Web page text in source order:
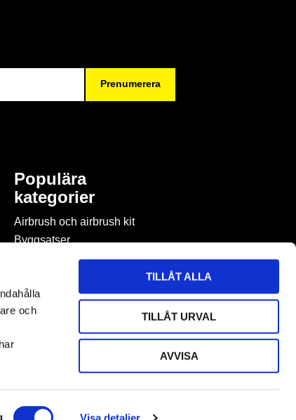
och
Visa detaljer
TILLÅT ALLA
TILLÅT URVAL
AVVISA
Prenumerera
Populära
kategorier
Airbrush och airbrush kit
Byggsatser
Böcker & tidningar om
Byggmaterial
Figurspel